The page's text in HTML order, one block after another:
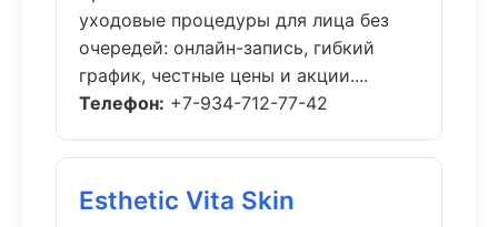
уходовые процедуры для лица без
очередей: онлайн-запись, гибкий
график, честные цены и акции....
Телефон: +7-934-712-77-42
Esthetic Vita Skin